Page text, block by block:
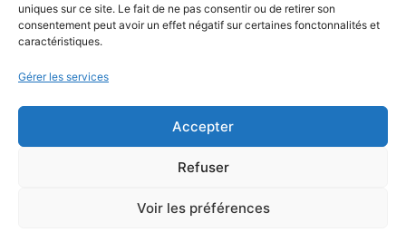
uniques sur ce site. Le fait de ne pas consentir ou de retirer son
consentement peut avoir un effet négatif sur certaines fonctonnalités et
caractéristiques.
Gérer les services
Accepter
Refuser
Voir les préférences
Politique éditoriale
Méthodologie de test
Transparence et affiliation
CritiquePlus dans les médias
Contactez-nous